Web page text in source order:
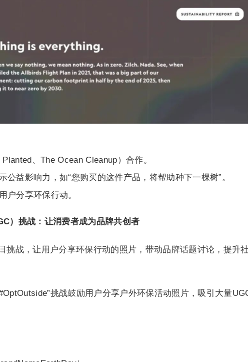
、The Ocean Cleanup）合作。
公益影响力，如“您购买的这件产品，将帮助种下一棵树”。
户分享环保行动。
）挑战：让消费者成为品牌共创者
挑战，让用户分享环保行动的照片，带动品牌话题讨论，提升
挑战鼓励用户分享户外环保活动照片，吸引大量